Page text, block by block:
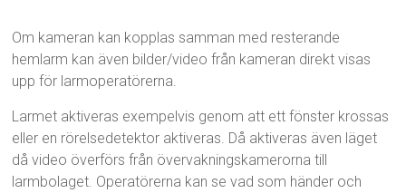
Om kameran kan kopplas samman med resterande
hemlarm kan även bilder/video från kameran direkt visas
upp för larmoperatörerna.
Larmet aktiveras exempelvis genom att ett fönster krossas
eller en rörelsedetektor aktiveras. Då aktiveras även läget
då video överförs från övervakningskamerorna till
larmbolaget. Operatörerna kan se vad som händer och